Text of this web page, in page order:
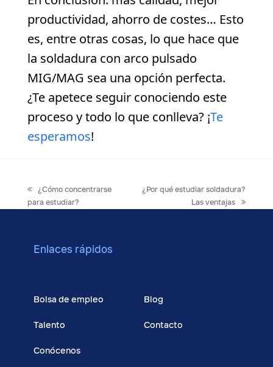
productividad, ahorro de costes… Esto
es, entre otras cosas, lo que hace que
la soldadura con arco pulsado
MIG/MAG sea una opción perfecta.
¿Te apetece seguir conociendo este
proceso y todo lo que conlleva? ¡Te
esperamos!
previous
post:
¿Cómo concentrarse
para estudiar?
next
¿Por qué estudiar soldadura?
Las ventajas
Enlaces rápidos
Bolsa de empleo
Talento
Conócenos
Blog
Contacto